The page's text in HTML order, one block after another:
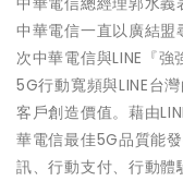
中華電信一直以廣結
次中華電信與LINE『
5G行動寬頻與LINE台
客戶創造價值。藉由
華電信最佳5G品質能
訊、行動支付、行動